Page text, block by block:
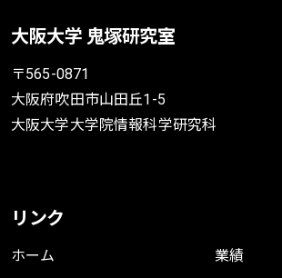
大阪大学 鬼塚研究室
〒565-0871
大阪府吹田市山田丘1-5
大阪大学大学院情報科学研究科
リンク
ホーム
業績